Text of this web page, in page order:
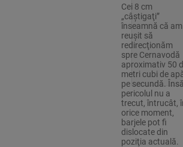
Cei 8 cm
„câştigaţi”
înseamnă că am
reuşit să
redirecţionăm
spre Cernavodă
aproximativ 50
metri cubi de
pe secundă. Însă
pericolul nu a
trecut, întrucât,
orice moment,
barjele pot fi
dislocate din
poziţia actuală.